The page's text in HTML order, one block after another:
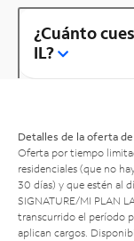
¿Cuánto
IL?
Detalles de la oferta
Oferta por tiempo
residenciales (que no
30 días) y que estén al
SIGNATURE/MI PLAN
transcurrido el período
aplican cargos.